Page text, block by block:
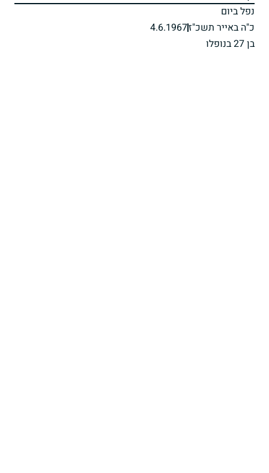
נפל ביום
כ"ה באייר תשכ"ז4.6.1967
בן 27 בנופלו